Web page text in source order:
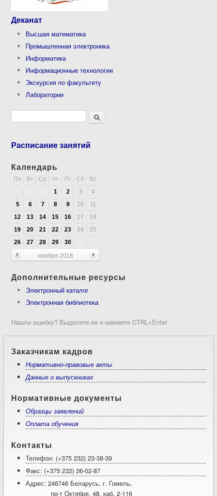
Деканат
Высшая математика
Промышленная электроника
Информатика
Информационные технологии
Экскурсия по факультету
Лаборатории
Форма поискаПоиск
Расписание занятий
Календарь
Пн Вт Ср Чт Пт Сб
Вс
1
2 3
4
5
6 7 8 9 10
11
12
13 14 15 16 17
18
19
20 21 22 23 24
25
26
27 28 29
30
ноября 2018
Дополнительные ресурсы
Электронный каталог
Электронная библиотека
Нашли ошибку? Выделите ее и нажмите CTRL+Enter
Заказчикам кадров
Нормативно-правовые акты
Данные о выпускниках
Нормативные документы
Образцы заявлений
Оплата обучения
Контакты
Телефон: (+375 232) 23-38-39
Факс: (+375 232) 26-02-87
Адрес: 246746 Беларусь, г. Гомель,
пр-т Октября, 48, каб. 2-116